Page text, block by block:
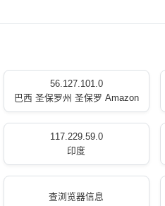
56.127.101.0
巴西 圣保罗州 圣保罗 Amazon
117.229.59.0
印度
查浏览器信息